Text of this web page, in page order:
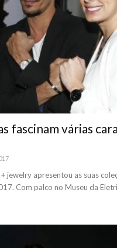
fascinam várias
jewelry apresentou as suas
Com palco no Museu da